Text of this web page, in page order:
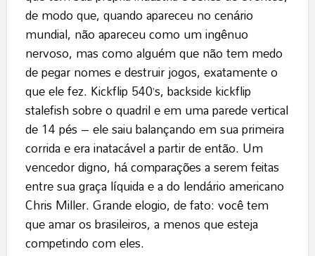
de modo que, quando apareceu no cenário
mundial, não apareceu como um ingênuo
nervoso, mas como alguém que não tem medo
de pegar nomes e destruir jogos, exatamente o
que ele fez. Kickflip 540’s, backside kickflip
stalefish sobre o quadril e em uma parede vertical
de 14 pés – ele saiu balançando em sua primeira
corrida e era inatacável a partir de então. Um
vencedor digno, há comparações a serem feitas
entre sua graça líquida e a do lendário americano
Chris Miller. Grande elogio, de fato: você tem
que amar os brasileiros, a menos que esteja
competindo com eles.